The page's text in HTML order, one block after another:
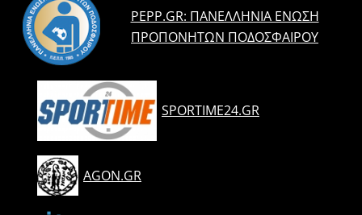
PEPP.GR: ΠΑΝΕΛΛΉΝΙΑ ΈΝΩΣΗ
ΠΡΟΠΟΝΗΤΏΝ ΠΟΔΟΣΦΑΊΡΟΥ
SPORTIME24.GR
AGON.GR